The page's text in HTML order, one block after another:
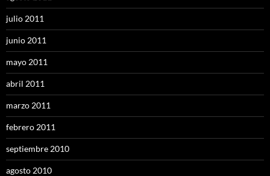
julio 2011
junio 2011
mayo 2011
abril 2011
marzo 2011
febrero 2011
septiembre 2010
agosto 2010